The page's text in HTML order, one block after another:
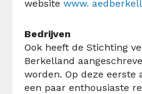
website www.
Bedrijven
Ook heeft de Stichting
Berkelland
worden. Op deze eerste
een paar enthousiaste